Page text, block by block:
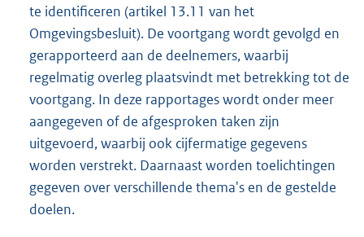
te identificeren (artikel 13.11 van het
Omgevingsbesluit). De voortgang wordt gevolgd en
gerapporteerd aan de deelnemers, waarbij
regelmatig overleg plaatsvindt met betrekking tot de
voortgang. In deze rapportages wordt onder meer
aangegeven of de afgesproken taken zijn
uitgevoerd, waarbij ook cijfermatige gegevens
worden verstrekt. Daarnaast worden toelichtingen
gegeven over verschillende thema's en de gestelde
doelen.